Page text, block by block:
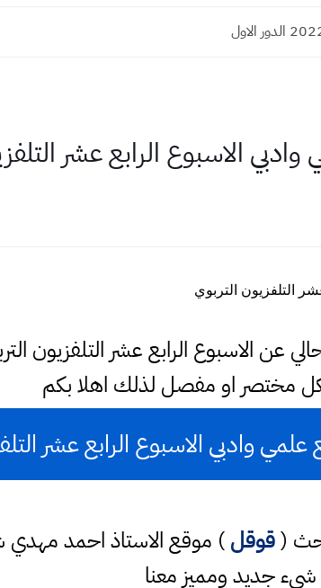
الاسبوع الرابع عشر
التلفزيون التربوي
عن الاسبوع الرابع عشر التلفزيون
مختصر او مفصل لذلك اهلا بكم
وادبي الاسبوع الرابع عشر
(قوقل) موقع الاستاذ احمد
شيء جديد ومميز معنا